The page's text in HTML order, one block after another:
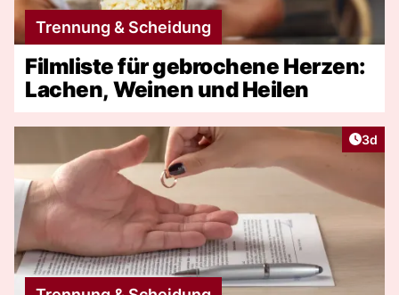
Trennung & Scheidung
Filmliste für gebrochene Herzen:
Lachen, Weinen und Heilen
3d